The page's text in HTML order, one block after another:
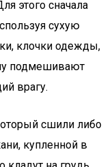
этого сначала
сухую
клочки одежды,
подмешивают
врагу.
сшили либо
купленной в